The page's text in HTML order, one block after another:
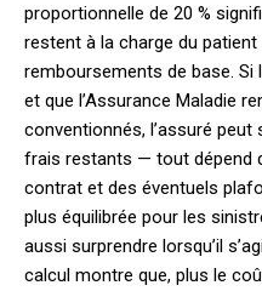
proportionnelle de 20 %
restent à la charge du patient
remboursements de base.
et que l’Assurance Maladie
conventionnés, l’assuré
frais restants — tout dépend
contrat et des éventuels
plus équilibrée pour les
aussi surprendre lorsqu’il
calcul montre que, plus le